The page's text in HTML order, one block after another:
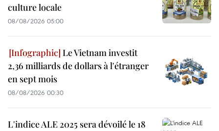
culture locale
08/08/2026 05:00
Le Vietnam investit
2,36 milliards de dollars à l'étranger
en sept mois
08/08/2026 00:30
L'indice ALE 2025 sera dévoilé le 18